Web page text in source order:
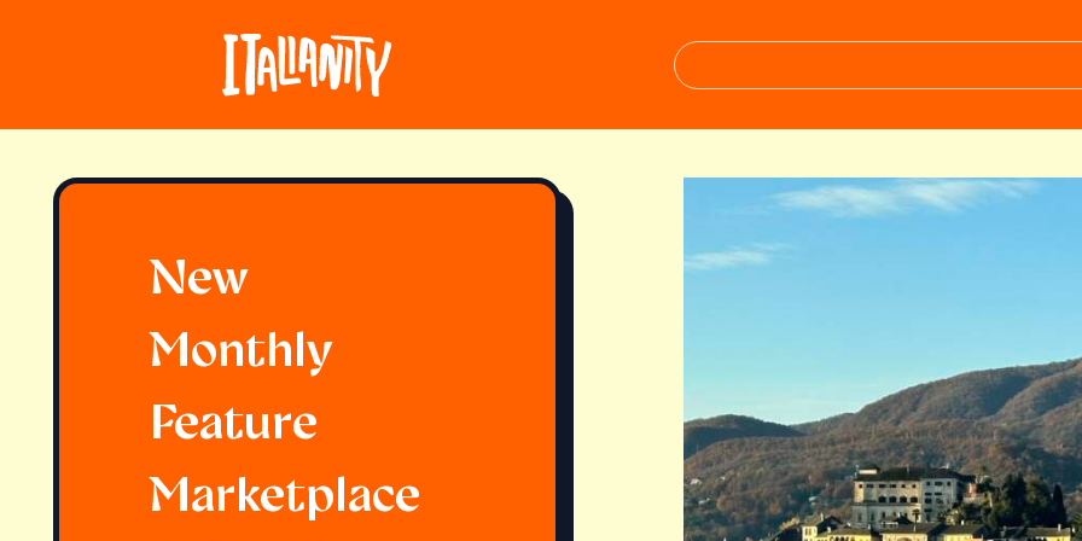
New
Monthly
Feature
Marketplace